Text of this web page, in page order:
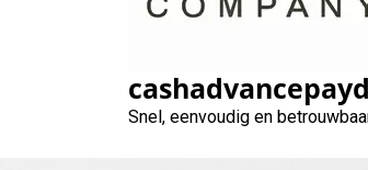
Snel, eenvoudig en
Binnen